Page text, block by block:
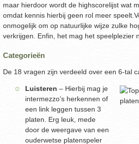
maar hierdoor wordt de highscorelijst wat
omdat kennis hierbij geen rol meer
onmogelijk om op natuurlijke wijze zulke
verkrijgen. Enfin, het mag het speelplezier
Categorieën
De 18 vragen zijn verdeeld over een 6-tal
Luisteren – Hierbij mag je
intermezzo’s herkennen of
een link leggen tussen 3
platen. Erg leuk, mede
door de weergave van een
ouderwetse platenspeler